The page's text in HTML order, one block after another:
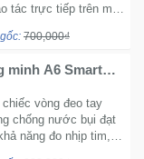
tác trực tiếp trên màn
700,000₫
minh A6 Smart
tim nồng độ
vòng đeo tay
chống nước bụi đạt
năng đo nhịp tim,